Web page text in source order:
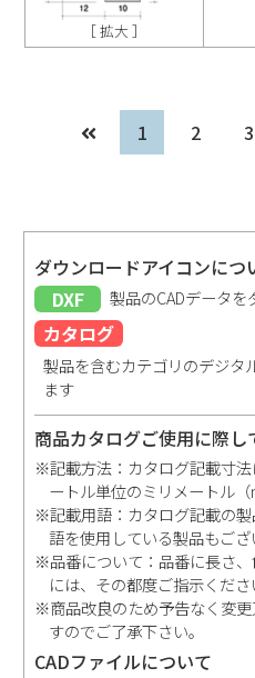
［ 拡大 ］
1 2 3
ダウンロードアイコンにつ
DXF
製品のCADデータ
カタログ
製品を含むカテゴリのデジタ
ます
商品カタログご使用に際し
※記載方法：カタログ記載寸
ートル単位のミリメートル
※記載用語：カタログ記載の
語を使用している製品もござ
※品番について：品番に長さ
には、その都度ご指示くださ
※商品改良のため予告なく変
すのでご了承下さい。
CADファイルについて